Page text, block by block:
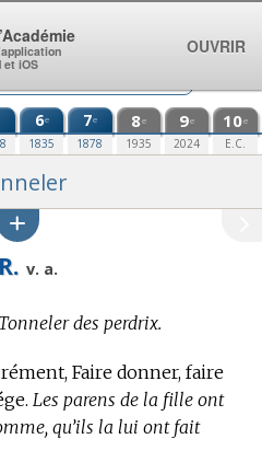
6e
1835
7e
1878
8e
1935
9e
2024
10e
E.C.
v. a.
Tonneler des perdrix.
Faire donner, faire
Les parens de la fille ont
qu’ils la lui ont fait
et iOS
OUVRIR